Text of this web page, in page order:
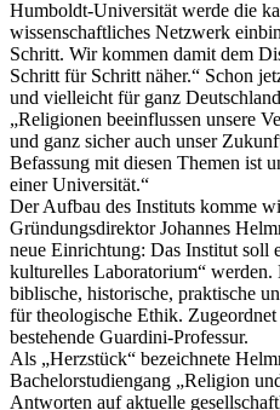
Humboldt-Universität werde die
wissenschaftliches Netzwerk
Schritt. Wir kommen damit dem
Schritt für Schritt näher.“ Schon
und vielleicht für ganz
„Religionen beeinflussen unsere
und ganz sicher auch unser
Befassung mit diesen Themen ist
einer Universität.“
Der Aufbau des Instituts komme
Gründungsdirektor Johannes
neue Einrichtung: Das Institut soll
kulturelles Laboratorium“
biblische, historische, praktische
für theologische Ethik.
bestehende Guardini-Professur.
Als „Herzstück“ bezeichnete
Bachelorstudiengang „Religion
Antworten auf aktuelle